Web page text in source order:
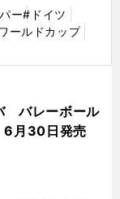
ー#ドイツ
ールドカップ
バレーボール
月30日発売